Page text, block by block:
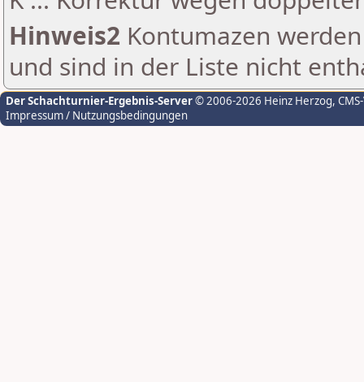
Hinweis2 Kontumazen
und sind in der Liste nicht
Der Schachturnier-Ergebnis-Server© 2006-2026 Heinz Herzog,
Impressum / Nutzungsbedingungen